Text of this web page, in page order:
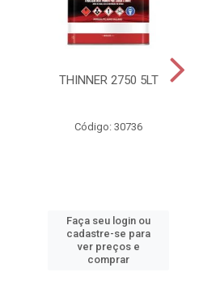
THINNER 2750 5LT
Código: 30736
Faça seu login ou
cadastre-se para
ver preços e
comprar